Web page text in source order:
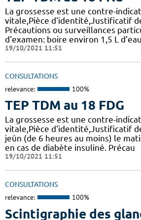
La grossesse est une contre-
vitale,Pièce d'identité,Justificatif
Précautions ou surveillances
d'examen: boire environ 1,5 L
19/10/2021 11:51
CONSULTATIONS
relevance: 100%
TEP TDM au 18 FDG
La grossesse est une contre-
vitale,Pièce d'identité,Justificatif
jeûn (de 6 heures au moins) le
en cas de diabète insuliné. Précau
19/10/2021 11:51
CONSULTATIONS
relevance: 100%
Scintigraphie des